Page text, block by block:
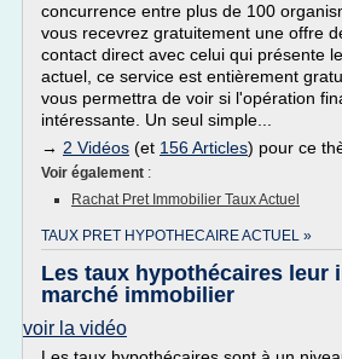
concurrence entre plus de 100
vous recevrez gratuitement une offre
contact direct avec celui qui présente
actuel, ce service est entièrement
vous permettra de voir si l'opération
intéressante. Un seul simple...
→ 2 Vidéos (et 156 Articles) pour ce
Voir également :
Rachat Pret Immobilier Taux Actuel
TAUX PRET HYPOTHECAIRE ACTUEL »
Les taux hypothécaires leur
marché immobilier
voir la vidéo